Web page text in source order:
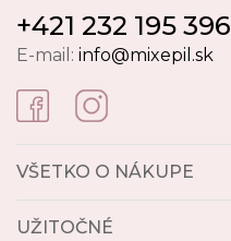
+421 232 195 396
E-mail: info@mixepil.sk
VŠETKO O NÁKUPE
UŽITOČNÉ